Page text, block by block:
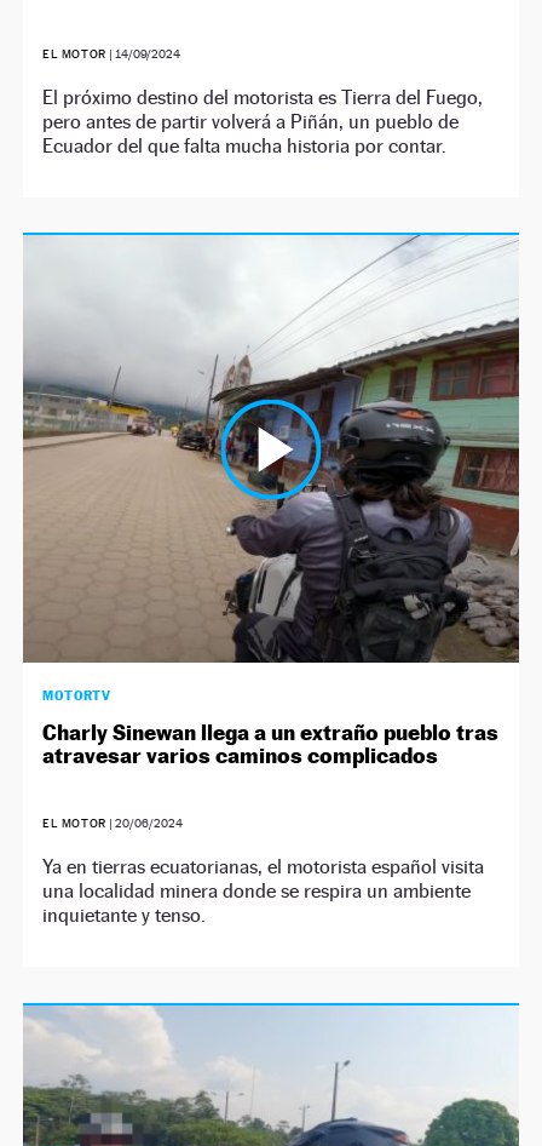
EL MOTOR | 14/09/2024
El próximo destino del motorista es Tierra del Fuego,
pero antes de partir volverá a Piñán, un pueblo de
Ecuador del que falta mucha historia por contar.
MOTORTV
Charly Sinewan llega a un extraño pueblo tras
atravesar varios caminos complicados
EL MOTOR |20/06/2024
Ya en tierras ecuatorianas, el motorista español visita
una localidad minera donde se respira un ambiente
inquietante y tenso.